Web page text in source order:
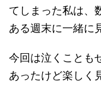
てしまった私は、
ある週末に一緒に
今回は泣くことも
あったけど楽しく